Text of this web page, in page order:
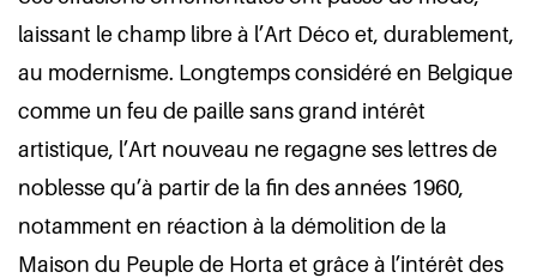
laissant le champ libre à l’Art Déco et, durablement,
au modernisme. Longtemps considéré en Belgique
comme un feu de paille sans grand intérêt
artistique, l’Art nouveau ne regagne ses lettres de
noblesse qu’à partir de la fin des années 1960,
notamment en réaction à la démolition de la
Maison du Peuple de Horta et grâce à l’intérêt des